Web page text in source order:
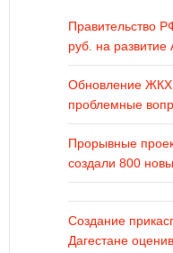
Правительство
руб. на развитие
Обновление ЖКХ
проблемные
Прорывные
создали 800
Создание
Дагестане